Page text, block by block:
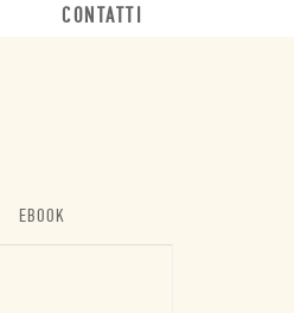
CONTATTI
EBOOK